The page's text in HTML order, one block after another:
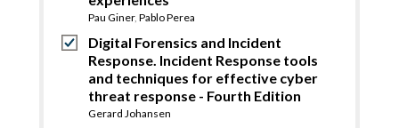
Pau Giner, Pablo Perea
Digital Forensics and Incident
Response. Incident Response tools
and techniques for effective cyber
threat response - Fourth Edition
Gerard Johansen